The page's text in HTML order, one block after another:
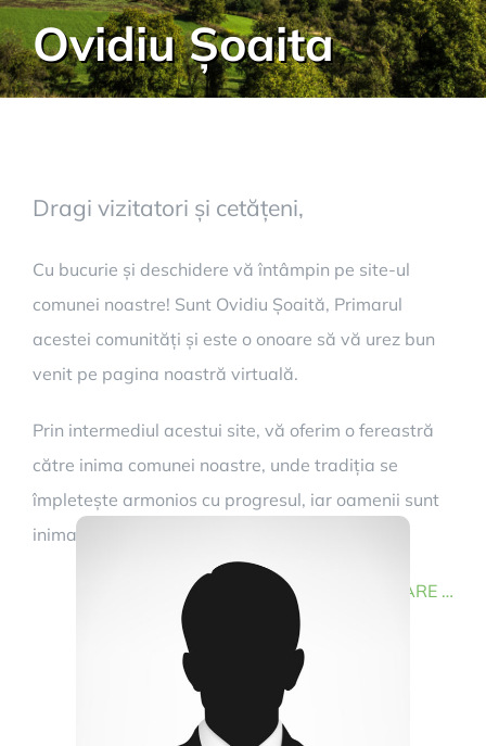
Ovidiu Șoaita
Dragi vizitatori și cetățeni,
Cu bucurie și deschidere vă întâmpin pe site-ul
comunei noastre! Sunt Ovidiu Șoaită, Primarul
acestei comunități și este o onoare să vă urez bun
venit pe pagina noastră virtuală.
Prin intermediul acestui site, vă oferim o fereastră
către inima comunei noastre, unde tradiția se
împletește armonios cu progresul, iar oamenii sunt
inima și sufletul comunității noastre. …
CONTINUARE …